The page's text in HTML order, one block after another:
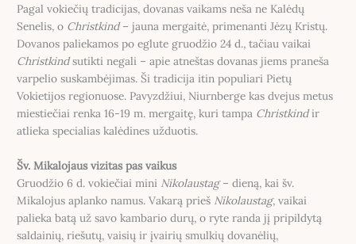
Pagal vokiečių tradicijas, dovanas vaikams neša ne Kalėdų
Senelis, o Christkind– jauna mergaitė, primenanti Jėzų Kristų.
Dovanos paliekamos po eglute gruodžio 24 d., tačiau vaikai
Christkindsutikti negali – apie atneštas dovanas jiems praneša
varpelio suskambėjimas. Ši tradicija itin populiari Pietų
Vokietijos regionuose. Pavyzdžiui, Niurnberge kas dvejus metus
miestiečiai renka 16-19 m. mergaitę, kuri tampa Christkindir
atlieka specialias kalėdines užduotis.
Šv. Mikalojaus vizitas pas vaikus
Gruodžio 6 d. vokiečiai mini Nikolaustag– dieną, kai šv.
Mikalojus aplanko namus. Vakarą prieš Nikolaustag, vaikai
palieka batą už savo kambario durų, o ryte randa jį pripildytą
saldainių, riešutų, vaisių ir įvairių smulkių dovanėlių,